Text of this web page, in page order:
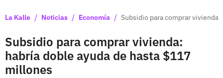
La Kalle / Noticias / Economía / Subsidio para comprar
Subsidio para comprar vivienda:
habría doble ayuda de hasta $117
millones